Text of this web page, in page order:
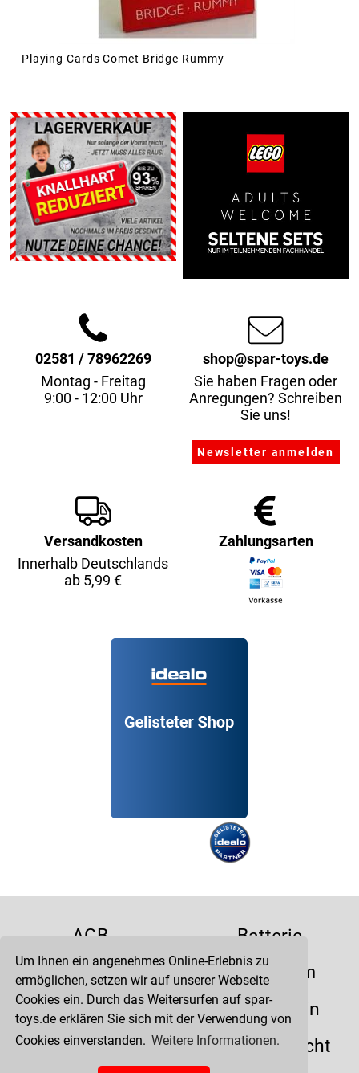
Um Ihnen ein angenehmes Online-Erlebnis zu
ermöglichen, setzen wir auf unserer Webseite
Cookies ein. Durch das Weitersurfen auf spar-
toys.de erklären Sie sich mit der Verwendung von
Cookies einverstanden. Weitere Informationen.
Playing Cards Comet Bridge Rummy
02581 / 78962269
Montag - Freitag
9:00 - 12:00 Uhr
shop@spar-toys.de
Sie haben Fragen oder
Anregungen? Schreiben
Sie uns!
Versandkosten
Innerhalb Deutschlands
ab 5,99 €
Zahlungsarten
AGB
Batterie
Datenschutz
Impressum
Kontakt
Liefertermin
Versandkosten
Widerrufsrecht